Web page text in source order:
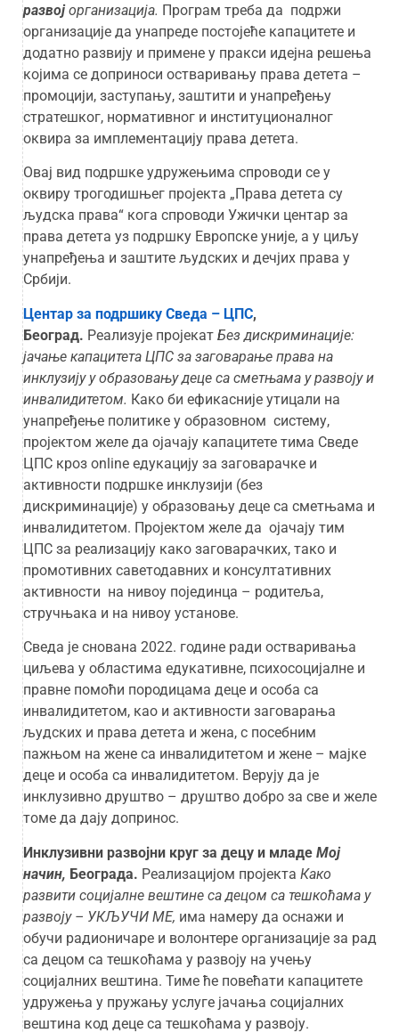
развојорганизација. Програм треба да подржи
организације да унапреде постојеће капацитете и
додатно развију и примене у пракси идејна решења
којима се доприноси остваривању права детета –
промоцији, заступању, заштити и унапређењу
стратешког, нормативног и институционалног
оквира за имплементацију права детета.
Овај вид подршке удружењима спроводи се у
оквиру трогодишњег пројекта „Права детета су
људска права“ кога спроводи Ужички центар за
права детета уз подршку Европске уније, а у циљу
унапређења и заштите људских и дечјих права у
Србији.
Центар за подршику Сведа – ЦПС,
Београд. Реализује пројекат Без дискриминације:
јачање капацитета ЦПС за заговарање права на
инклузију у образовању деце са сметњама у развоју и
инвалидитетом. Како би ефикасније утицали на
унапређење политике у образовном систему,
пројектом желе да ојачају капацитете тима Сведе
ЦПС кроз online едукацију за заговарачке и
активности подршке инклузији (без
дискриминације) у образовању деце са сметњама и
инвалидитетом. Пројектом желе да ојачају тим
ЦПС за реализацију како заговарачких, тако и
промотивних саветодавних и консултативних
активности на нивоу појединца – родитеља,
стручњака и на нивоу установе.
Сведа је снована 2022. године ради остваривања
циљева у областима едукативне, психосоцијалне и
правне помоћи породицама деце и особа са
инвалидитетом, као и активности заговарања
људских и права детета и жена, с посебним
пажњом на жене са инвалидитетом и жене – мајке
деце и особа са инвалидитетом. Верују да је
инклузивно друштво – друштво добро за све и желе
томе да дају допринос.
Инклузивни развојни круг за децу и младе Мој
начин, Београда. Реализацијом пројекта Како
развити социјалне вештине са децом са тешкоћама у
развоју – УКЉУЧИ МЕ, има намеру да оснажи и
обучи радионичаре и волонтере организације за рад
са децом са тешкоћама у развоју на учењу
социјалних вештина. Тиме ће повећати капацитете
удружења у пружању услуге јачања социјалних
вештина код деце са тешкоћама у развоју.